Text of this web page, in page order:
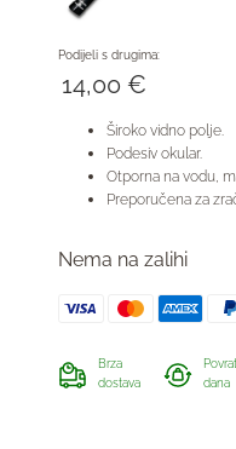
Podijeli s drugima:
14,00 €
Široko vidno polje.
Podesiv okular.
Otporna na vodu,
Preporučena za
Nema na zalihi
Brza
dostava
dana